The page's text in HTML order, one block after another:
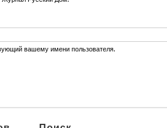
вашему имени пользователя.